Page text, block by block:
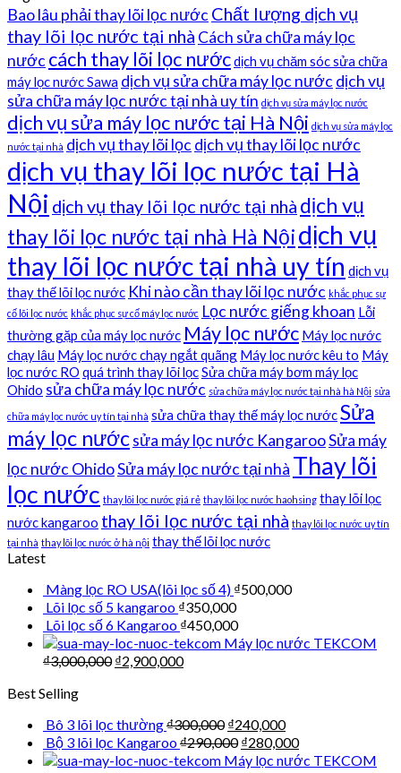
Bao lâu phải thay lõi lọc nước Chất lượng dịch vụ
thay lõi lọc nước tại nhà Cách sửa chữa máy lọc
nước cách thay lõi lọc nướcdịch vụ chăm sóc sửa chữa
máy lọc nước Sawa dịch vụ sửa chữa máy lọc nước dịch vụ
sửa chữa máy lọc nước tại nhà uy tín dịch vụ sửa máy lọc nước
dịch vụ sửa máy lọc nước tại Hà Nội dịch vụ sửa máy lọc
nước tại nhà dịch vụ thay lõi lọc dịch vụ thay lõi lọc nước
dịch vụ thay lõi lọc nước tại Hà
Nội dịch vụ thay lõi lọc nước tại nhà dịch vụ
thay lõi lọc nước tại nhà Hà Nộidịch vụ
thay lõi lọc nước tại nhà uy tín dịch vụ
thay thế lõi lọc nước Khi nào cần thay lõi lọc nước khắc phục sự
cố lõi lọc nước khắc phục sự cố máy lọc nước Lọc nước giếng khoan Lỗi
thường gặp của máy lọc nước Máy lọc nước Máy lọc nước
chạy lâu Máy lọc nước chạy ngắt quãng Máy lọc nước kêu to Máy
lọc nước RO quá trình thay lõi lọcSửa chữa máy bơm máy lọc
Ohido sửa chữa máy lọc nước sửa chữa máy lọc nước tại nhà hà Nội sửa
chữa máy lọc nước uy tín tại nhà sửa chữa thay thế máy lọc nướcSửa
máy lọc nướcsửa máy lọc nước KangarooSửa máy
lọc nước OhidoSửa máy lọc nước tại nhà Thay lõi
lọc nước thay lõi lọc nước giá rẻ thay lõi lọc nước haohsing thay lõi lọc
nước kangaroo thay lõi lọc nước tại nhà thay lõi lọc nước uy tín
tại nhà thay lõi lọc nước ở hà nội thay thế lõi lọc nước
Latest
Màng lọc RO USA(lõi lọc số 4) ₫500,000
Lõi lọc số 5 kangaroo ₫350,000
Lõi lọc số 6 Kangaroo ₫450,000
Máy lọc nước TEKCOM
₫3,000,000 ₫2,900,000
Best Selling
Bô 3 lõi lọc thường₫300,000 ₫240,000
Bộ 3 lõi lọc Kangaroo₫290,000 ₫280,000
Máy lọc nước TEKCOM